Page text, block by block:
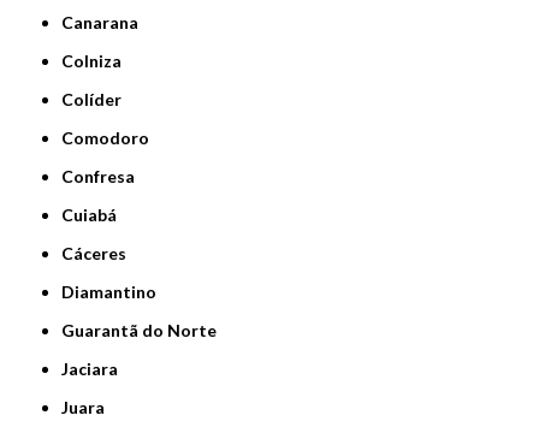
Canarana
Colniza
Colíder
Comodoro
Confresa
Cuiabá
Cáceres
Diamantino
Guarantã do Norte
Jaciara
Juara